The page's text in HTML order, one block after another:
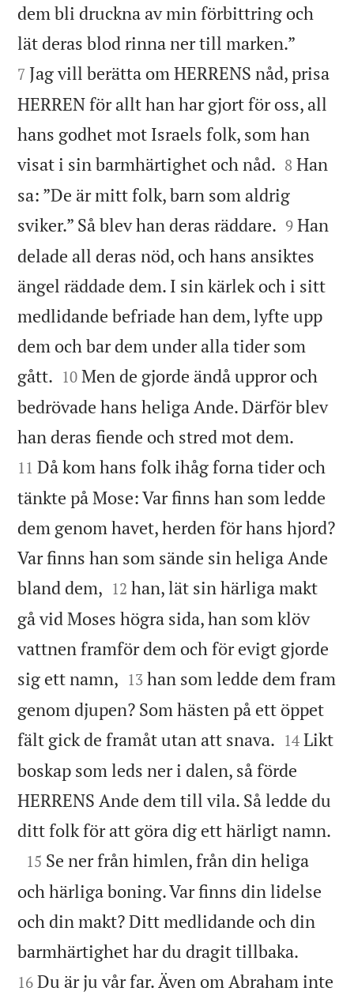
dem bli druckna av min förbittring och
lät deras blod rinna ner till marken.”
7 Jag vill berätta om HERRENS nåd, prisa
HERREN för allt han har gjort för oss, all
hans godhet mot Israels folk, som han
visat i sin barmhärtighet och nåd. 

8 Han
sa: ”De är mitt folk, barn som aldrig
sviker.” Så blev han deras räddare. 

9 Han
delade all deras nöd, och hans ansiktes
ängel räddade dem. I sin kärlek och i sitt
medlidande befriade han dem, lyfte upp
dem och bar dem under alla tider som
gått. 

10 Men de gjorde ändå uppror och
bedrövade hans heliga Ande. Därför blev
han deras fiende och stred mot dem.
11 Då kom hans folk ihåg forna tider och
tänkte på Mose: Var finns han som ledde
dem genom havet, herden för hans hjord?
Var finns han som sände sin heliga Ande
bland dem, 

12 han, lät sin härliga makt
gå vid Moses högra sida, han som klöv
vattnen framför dem och för evigt gjorde
sig ett namn, 

13 han som ledde dem fram
genom djupen? Som hästen på ett öppet
fält gick de framåt utan att snava. 

14 Likt
boskap som leds ner i dalen, så förde
HERRENS Ande dem till vila. Så ledde du
ditt folk för att göra dig ett härligt namn.

15 Se ner från himlen, från din heliga
och härliga boning. Var finns din lidelse
och din makt? Ditt medlidande och din
barmhärtighet har du dragit tillbaka.
16 Du är ju vår far. Även om Abraham inte